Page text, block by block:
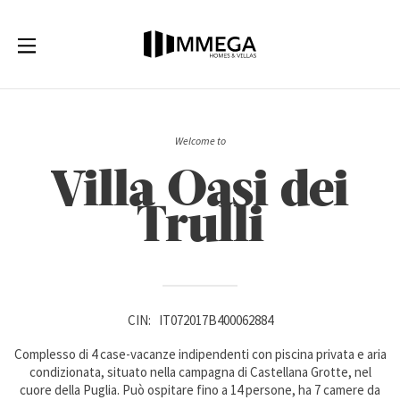
Welcome to
Villa Oasi dei
Trulli
CIN: IT072017B400062884
Complesso di 4 case-vacanze indipendenti con piscina privata e aria
condizionata, situato nella campagna di Castellana Grotte, nel
cuore della Puglia. Può ospitare fino a 14 persone, ha 7 camere da